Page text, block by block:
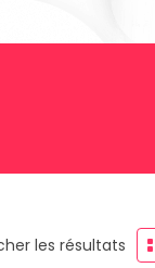
les résultats